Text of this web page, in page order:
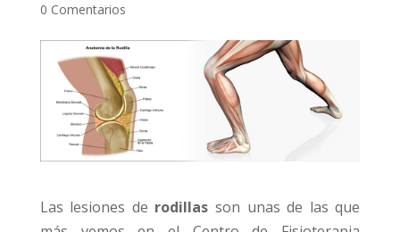
0 Comentarios
Las lesiones de rodillas son unas de las que